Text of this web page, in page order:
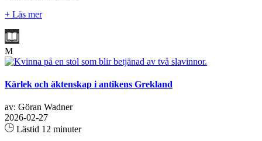
+ Läs mer
M
Kärlek och äktenskap i antikens Grekland
av: Göran Wadner
2026-02-27
Lästid 12 minuter